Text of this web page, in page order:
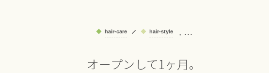
hair-care hair-style , …
オープンして1ヶ月。